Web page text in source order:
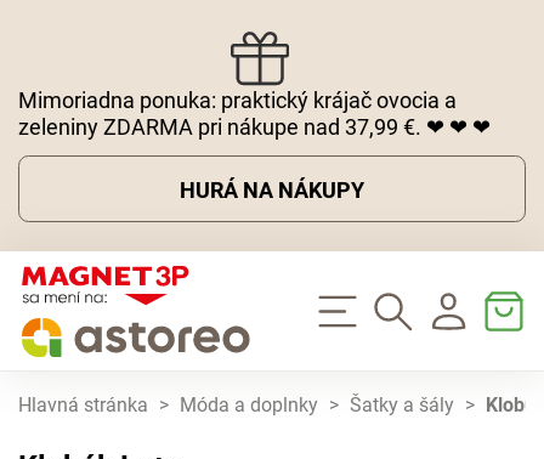
Mimoriadna ponuka: praktický krájač ovocia a
zeleniny ZDARMA pri nákupe nad 37,99 €. ❤ ❤ ❤
HURÁ NA NÁKUPY
Hlavná stránka > Móda a doplnky > Šatky a šály >